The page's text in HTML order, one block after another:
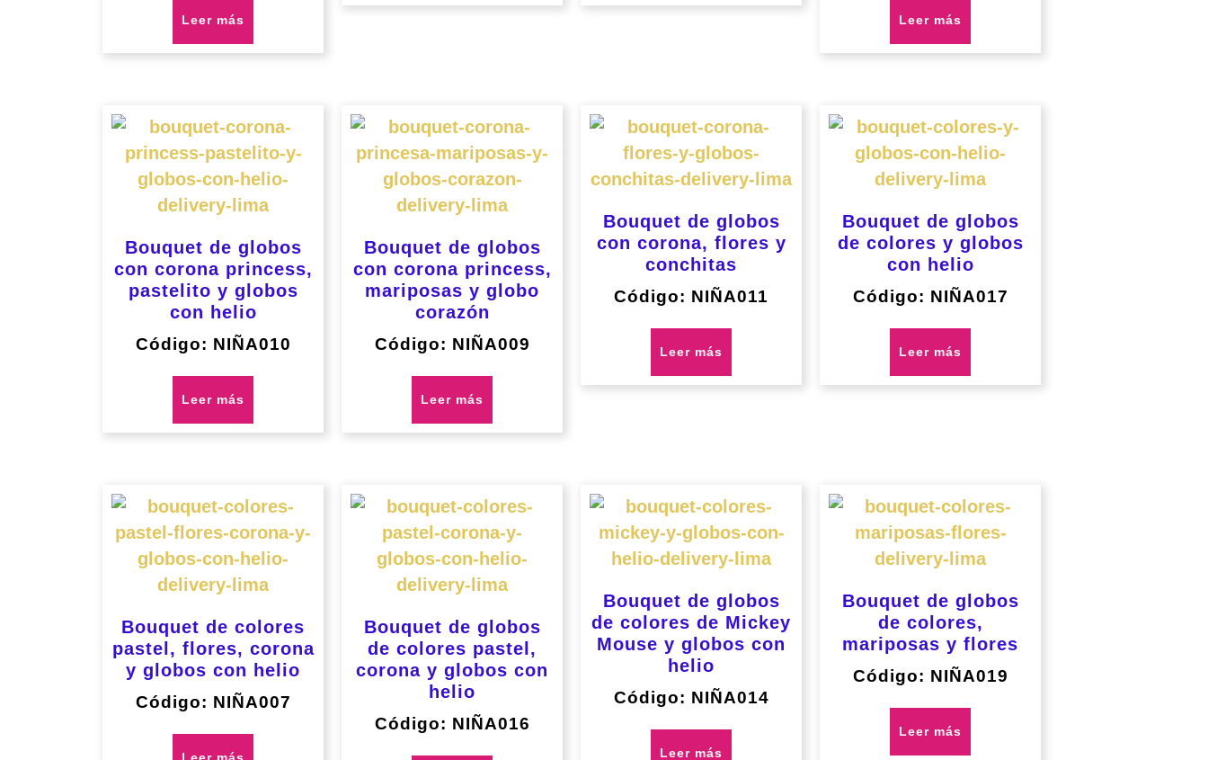
Leer más Leer más
Bouquet de globos
con corona princess,
pastelito y globos
con helio
Código: NIÑA010
Leer más
Bouquet de globos
con corona princess,
mariposas y globo
corazón
Código: NIÑA009
Leer más
Bouquet de globos
con corona, flores y
conchitas
Código: NIÑA011
Leer más
Bouquet de globos
de colores y globos
con helio
Código: NIÑA017
Leer más
Bouquet de colores
pastel, flores, corona
y globos con helio
Código: NIÑA007
Leer más
Bouquet de globos
de colores pastel,
corona y globos con
helio
Código: NIÑA016
Bouquet de globos
de colores de Mickey
Mouse y globos con
helio
Código: NIÑA014
Leer más
Bouquet de globos
de colores,
mariposas y flores
Código: NIÑA019
Leer más